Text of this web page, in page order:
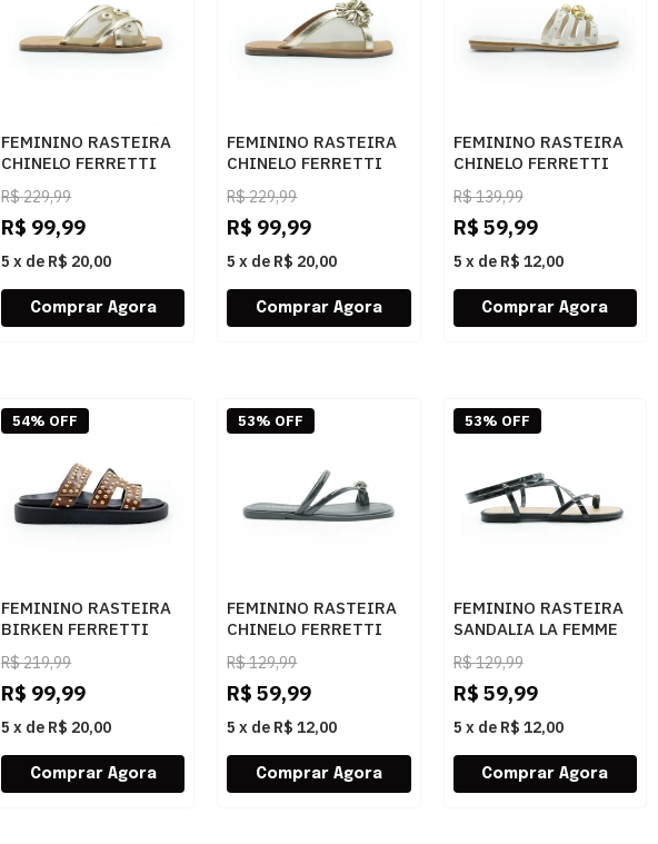
FEMININO RASTEIRA
CHINELO FERRETTI
R$229,99
R$ 99,99
5 x de R$ 20,00
FEMININO RASTEIRA
CHINELO FERRETTI
R$229,99
R$ 99,99
5 x de R$ 20,00
FEMININO RASTEIRA
CHINELO FERRETTI
R$139,99
R$ 59,99
5 x de R$ 12,00
FEMININO RASTEIRA
BIRKEN FERRETTI
Z615627007 NAPA
MADRI WHISKY
R$219,99
R$ 99,99
5 x de R$ 20,00
54% OFF
FEMININO RASTEIRA
CHINELO FERRETTI
464C157 PRETO
R$129,99
R$ 59,99
5 x de R$ 12,00
53% OFF
FEMININO RASTEIRA
SANDALIA LA FEMME
46367 VERNIZ PRETO
R$129,99
R$ 59,99
5 x de R$ 12,00
53% OFF